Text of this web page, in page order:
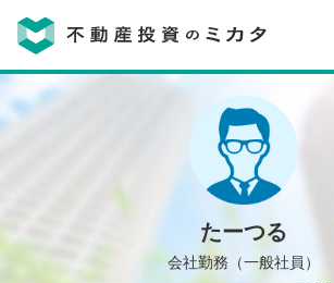
不動産投資のミカタとは
不動産投資会社の評判・口コミ
たーつる
会社勤務（一般社員）